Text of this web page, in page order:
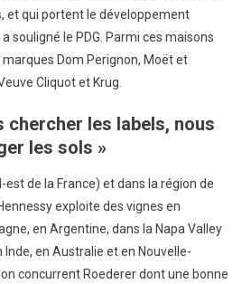
et qui portent le développement
souligné le PDG. Parmi ces maisons
Dom Perignon, Moët et
Cliquot et Krug.
chercher les labels, nous
les sols »
de la France) et dans la région de
exploite des vignes en
en Argentine, dans la Napa Valley
Inde, en Australie et en Nouvelle-
concurrent Roederer dont une bonne